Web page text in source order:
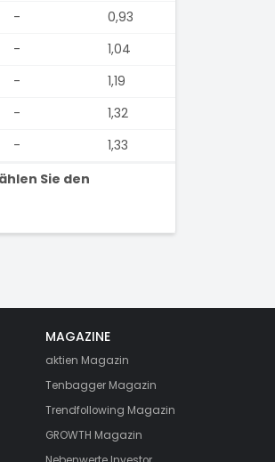
-
0,93
-
1,04
-
1,19
-
1,32
-
1,33
Sie den
MAGAZINE
aktien Magazin
Tenbagger Magazin
Trendfollowing Magazin
GROWTH Magazin